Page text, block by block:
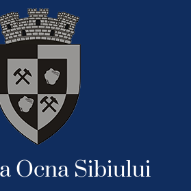
Ocna Sibiului